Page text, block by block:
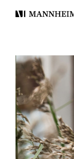
Mannheimer